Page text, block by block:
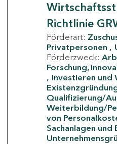
Richtlinie
Förderart:
Privatpersonen
Förderzweck:
Forschung,
Investieren und
Qualifizierung/
Weiterbildung/
von
Sachanlagen und